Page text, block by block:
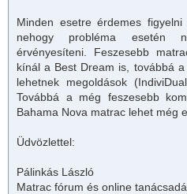
Minden esetre érdemes figyelni
nehogy probléma esetén
érvényesíteni. Feszesebb
kínál a Best Dream is, továbbá
lehetnek megoldások
Továbbá a még feszesebb
Bahama Nova matrac lehet még
Üdvözlettel:
Pálinkás László
Matrac fórum és online